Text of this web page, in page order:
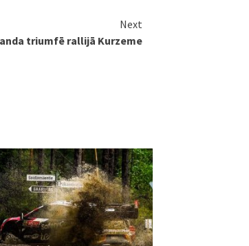
Next
triumfē rallijā Kurzeme